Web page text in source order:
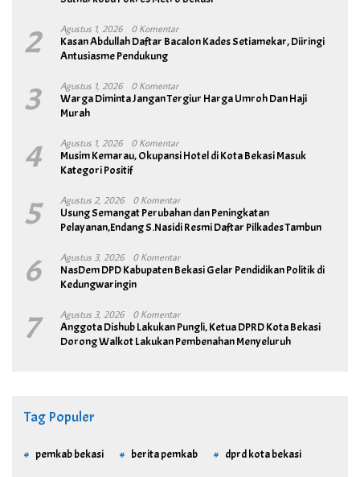
2 Agustus 1, 2026 0 Komentar
Kasan Abdullah Daftar Bacalon Kades Setiamekar, Diiringi
Antusiasme Pendukung
3 Agustus 1, 2026 0 Komentar
Warga Diminta Jangan Tergiur Harga Umroh Dan Haji
Murah
4 Agustus 1, 2026 0 Komentar
Musim Kemarau, Okupansi Hotel di Kota Bekasi Masuk
Kategori Positif
5 Agustus 2, 2026 0 Komentar
Usung Semangat Perubahan dan Peningkatan
Pelayanan,Endang S.Nasidi Resmi Daftar Pilkades Tambun
6 Agustus 3, 2026 0 Komentar
NasDem DPD Kabupaten Bekasi Gelar Pendidikan Politik di
Kedungwaringin
7 Agustus 3, 2026 0 Komentar
Anggota Dishub Lakukan Pungli, Ketua DPRD Kota Bekasi
Dorong Walkot Lakukan Pembenahan Menyeluruh
Tag Populer
pemkab bekasi berita pemkab dprd kota bekasi